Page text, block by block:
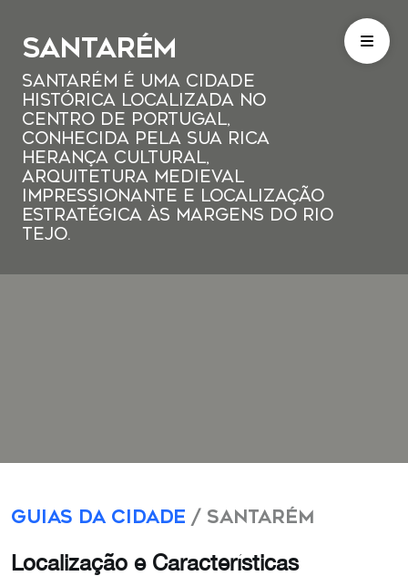
Santarém
Santarém é uma cidade
histórica localizada no
centro de Portugal,
conhecida pela sua rica
herança cultural,
arquitetura medieval
impressionante e localização
estratégica às margens do rio
Tejo.
Guias da Cidade / Santarém
Localização e Características